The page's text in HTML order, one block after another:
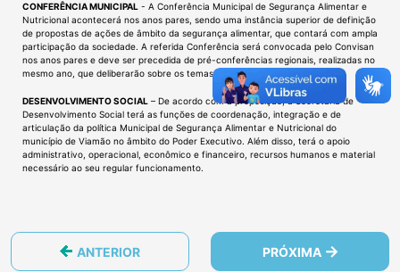
CONFERÊNCIA MUNICIPAL - A Conferência Municipal de Segurança Alimentar e
Nutricional acontecerá nos anos pares, sendo uma instância superior de definição
de propostas de ações de âmbito da segurança alimentar, que contará com ampla
participação da sociedade. A referida Conferência será convocada pelo Convisan
nos anos pares e deve ser precedida de pré-conferências regionais, realizadas no
mesmo ano, que deliberarão sobre os temas propostos.
DESENVOLVIMENTO SOCIAL – De acordo com a proposição, a Secretaria de
Desenvolvimento Social terá as funções de coordenação, integração e de
articulação da política Municipal de Segurança Alimentar e Nutricional do
município de Viamão no âmbito do Poder Executivo. Além disso, terá o apoio
administrativo, operacional, econômico e financeiro, recursos humanos e material
necessário ao seu regular funcionamento.
ANTERIOR PRÓXIMA